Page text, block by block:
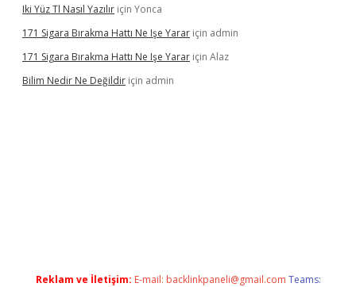
Iki Yüz Tl Nasıl Yazılır için Yonca
171 Sigara Bırakma Hattı Ne Işe Yarar için admin
171 Sigara Bırakma Hattı Ne Işe Yarar için Alaz
Bilim Nedir Ne Değildir için admin
Reklam ve İletişim: E-mail: backlinkpaneli@gmail.com Teams: